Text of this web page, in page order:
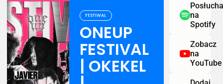
FESTIWAL
ONEUP
FESTIVAL
| OKEKEL
na
Spotify
Zobacz
na
YouTube